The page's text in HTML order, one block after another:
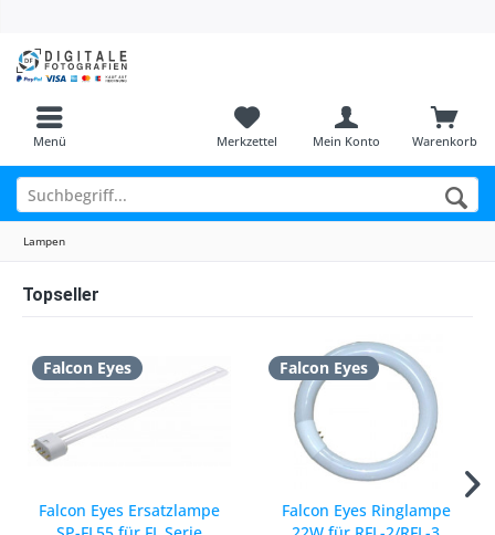
Menü Warenkorb
Merkzettel Mein Konto
Lampen
Topseller
Falcon Eyes
Falcon Eyes Ersatzlampe
Falcon Eyes
Falcon Eyes Ringlampe